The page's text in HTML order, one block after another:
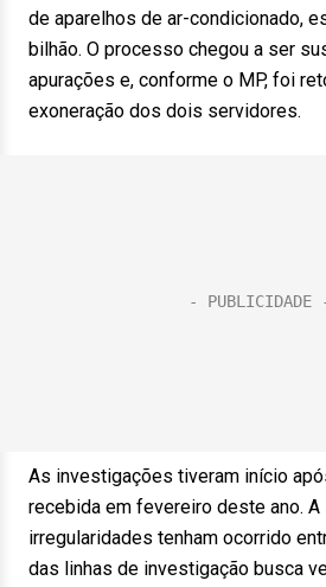
de aparelhos de ar-condicionado,
bilhão. O processo chegou a ser
apurações e, conforme o MP, foi
exoneração dos dois servidores.
As investigações tiveram início
recebida em fevereiro deste ano.
irregularidades tenham ocorrido
das linhas de investigação busca